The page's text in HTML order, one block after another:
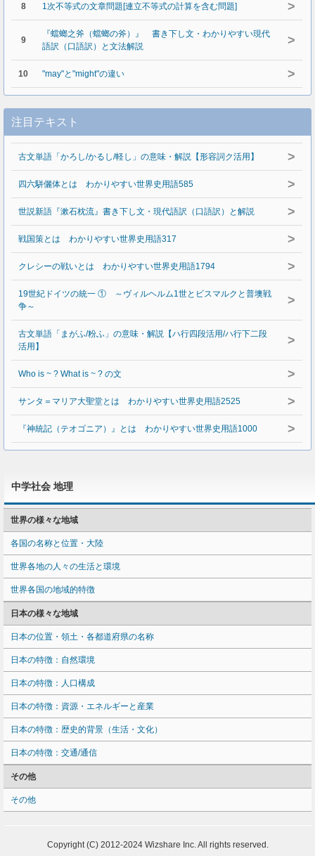
8 1次不等式の文章問題[連立不等式の計算を含む問題] >
9
『蟷螂之斧（蟷螂の斧）』 書き下し文・わかりやすい現代
語訳（口語訳）と文法解説
>
10 "may"と"might"の違い >
注目テキスト
古文単語「かろし/かるし/軽し」の意味・解説【形容詞ク活用】 >
四六駢儷体とは わかりやすい世界史用語585 >
世説新語『漱石枕流』書き下し文・現代語訳（口語訳）と解説 >
戦国策とは わかりやすい世界史用語317 >
クレシーの戦いとは わかりやすい世界史用語1794 >
19世紀ドイツの統一 ① ～ヴィルヘルム1世とビスマルクと普墺戦
争～
>
古文単語「まがふ/粉ふ」の意味・解説【ハ行四段活用/ハ行下二段
活用】
>
Who is ~ ? What is ~ ? の文 >
サンタ＝マリア大聖堂とは わかりやすい世界史用語2525 >
『神統記（テオゴニア）』とは わかりやすい世界史用語1000 >
中学社会 地理
世界の様々な地域
各国の名称と位置・大陸
世界各地の人々の生活と環境
世界各国の地域的特徴
日本の様々な地域
日本の位置・領土・各都道府県の名称
日本の特徴：自然環境
日本の特徴：人口構成
日本の特徴：資源・エネルギーと産業
日本の特徴：歴史的背景（生活・文化）
日本の特徴：交通/通信
その他
その他
Copyright (C) 2012-2024 Wizshare Inc. All rights reserved.